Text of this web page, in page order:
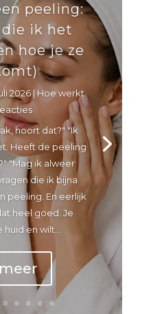
peeling:
ik het
hoe je ze
2026|Hoe werkt
hoort dat?" "Ik
Heeft de peeling
"Mag ik alweer
die ik bijna
peeling. En eerlijk
heel goed. Je
huid en wilt...